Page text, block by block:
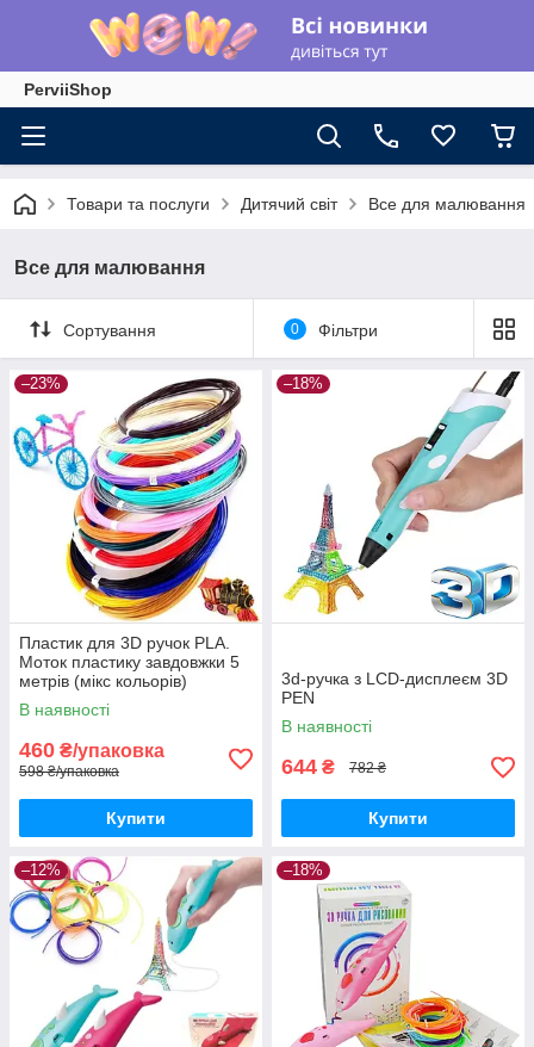
PerviiShop
Товари та послуги Дитячий світ Все для малювання
Все для малювання
Сортування 0 Фільтри
–23%
Пластик для 3D ручок PLA.
Моток пластику завдовжки 5
метрів (мікс кольорів)
В наявності
460 ₴/упаковка
598 ₴/упаковка
Купити
–18%
3d-ручка з LCD-дисплеєм 3D
PEN
В наявності
644 ₴ 782 ₴
Купити
–12% –18%